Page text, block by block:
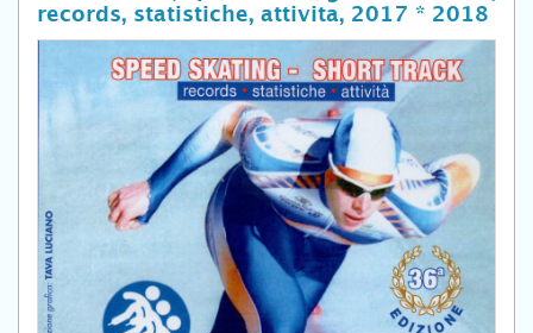
records, statistiche, attivita, 2017 * 2018